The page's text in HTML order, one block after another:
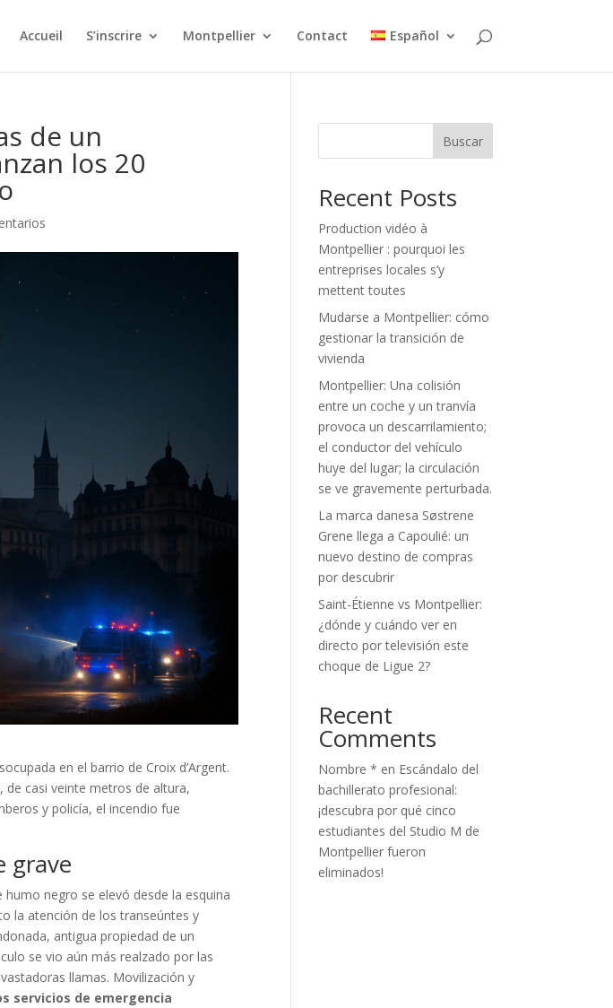
Accueil S’inscrire Montpellier Contact Español
de un
los 20
en el barrio de Croix d’Argent.
de casi veinte metros de altura,
y policía, el incendio fue
grave
negro se elevó desde la esquina
la atención de los transeúntes y
antigua propiedad de un
se vio aún más realzado por las
llamas. Movilización y
servicios de emergencia
Buscar
Recent Posts
Production vidéo à
Montpellier : pourquoi les
entreprises locales s’y
mettent toutes
Mudarse a Montpellier: cómo
gestionar la transición de
vivienda
Montpellier: Una colisión
entre un coche y un tranvía
provoca un descarrilamiento;
el conductor del vehículo
huye del lugar; la circulación
se ve gravemente perturbada.
La marca danesa Søstrene
Grene llega a Capoulié: un
nuevo destino de compras
por descubrir
Saint-Étienne vs Montpellier:
¿dónde y cuándo ver en
directo por televisión este
choque de Ligue 2?
Recent
Comments
Nombre * en Escándalo del
bachillerato profesional:
¡descubra por qué cinco
estudiantes del Studio M de
Montpellier fueron
eliminados!